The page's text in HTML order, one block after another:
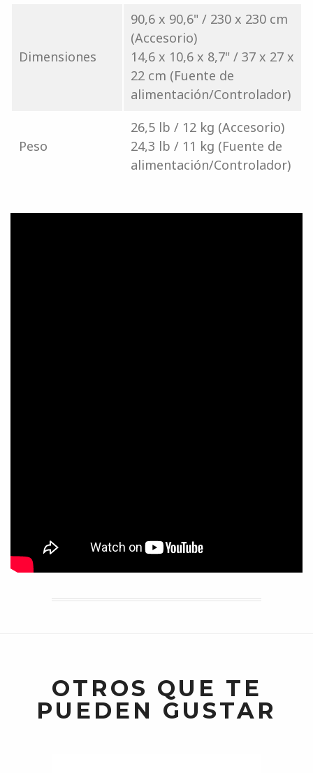
Dimensiones
90,6 x 90,6" / 230 x 230 cm
(Accesorio)
14,6 x 10,6 x 8,7" / 37 x 27 x
22 cm (Fuente de
alimentación/Controlador)
Peso
26,5 lb / 12 kg (Accesorio)
24,3 lb / 11 kg (Fuente de
alimentación/Controlador)
OTROS QUE TE
PUEDEN GUSTAR